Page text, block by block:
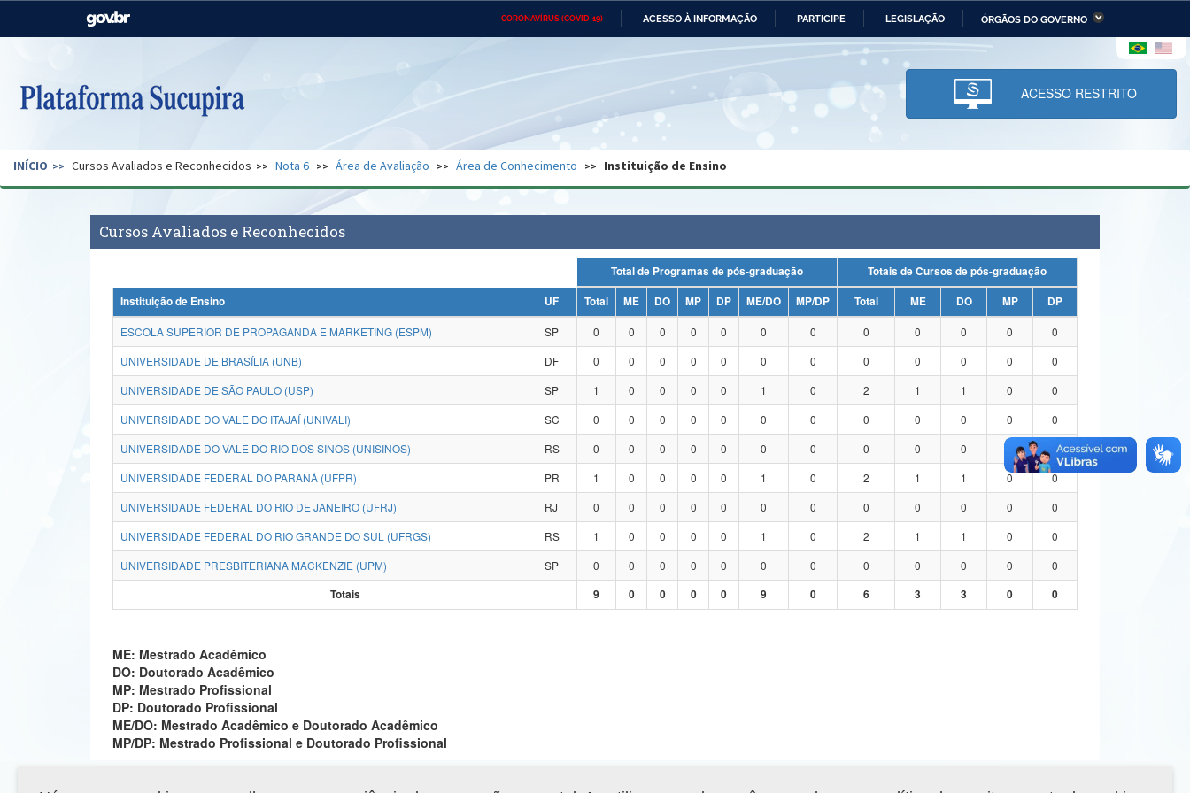
CORONAVÍRUS (COVID-19) ACESSO À INFORMAÇÃO PARTICIPE LEGISLAÇÃO ÓRGÃOS DO GOVERNO
Casa Civil Ministério das Relações Ministério da Economia Ministério da Infraestrutura
Pecuária e Abastecimento
Ministério da Ciência,
Tecnologia, Inovações e
Comunicações
Ministério do Desenvolvimento
Regional e dos Direitos Humanos
Secretaria de Governo Gabinete de Segurança Advocacia-Geral da União Banco Central do Brasil Planalto
ACESSO RESTRITO
INÍCIO Cursos Avaliados e Reconhecidos Nota 6 Área de Avaliação Área de Conhecimento Instituição de Ensino
Cursos Avaliados e Reconhecidos
Total de Programas de pós-graduação
Totais de Cursos de pós-graduação
Instituição de Ensino
UF Total ME DO MP DP ME/DO MP/DP Total ME DO MP
DP
ESCOLA SUPERIOR DE PROPAGANDA E MARKETING (ESPM)
SP 0 0 0 0 0 0 0 0 0 0 0
0
UNIVERSIDADE DE BRASÍLIA (UNB)
DF 0 0 0 0 0 0 0 0 0 0 0
0
UNIVERSIDADE DE SÃO PAULO (USP)
SP 1 0 0 0 0 1 0 2 1 1 0
0
UNIVERSIDADE DO VALE DO ITAJAÍ (UNIVALI)
SC 0 0 0 0 0 0 0 0 0 0 0
0
UNIVERSIDADE DO VALE DO RIO DOS SINOS (UNISINOS)
RS 0 0 0 0 0 0 0 0 0 0
0
UNIVERSIDADE FEDERAL DO PARANÁ (UFPR)
PR 1 0 0 0 0 1 0 2 1 1 0
0
UNIVERSIDADE FEDERAL DO RIO DE JANEIRO (UFRJ)
RJ 0 0 0 0 0 0 0 0 0 0 0
0
UNIVERSIDADE FEDERAL DO RIO GRANDE DO SUL (UFRGS)
RS 1 0 0 0 0 1 0 2 1 1 0
0
UNIVERSIDADE PRESBITERIANA MACKENZIE (UPM)
SP 0 0 0 0 0 0 0 0 0 0 0
0
Totais
9 0 0 0 0 9 0 6 3 3 0 0
ME: Mestrado Acadêmico
DO: Doutorado Acadêmico
MP: Mestrado Profissional
DP: Doutorado Profissional
ME/DO: Mestrado Acadêmico e Doutorado Acadêmico
MP/DP: Mestrado Profissional e Doutorado Profissional